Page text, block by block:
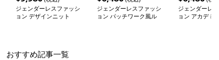
ジェンダーレスファッシ
ョン デザインニット
ジェンダーレスファッシ
ョン パッチワーク風ル
ジェンダーレ
ョン アカデミ
おすすめ記事一覧